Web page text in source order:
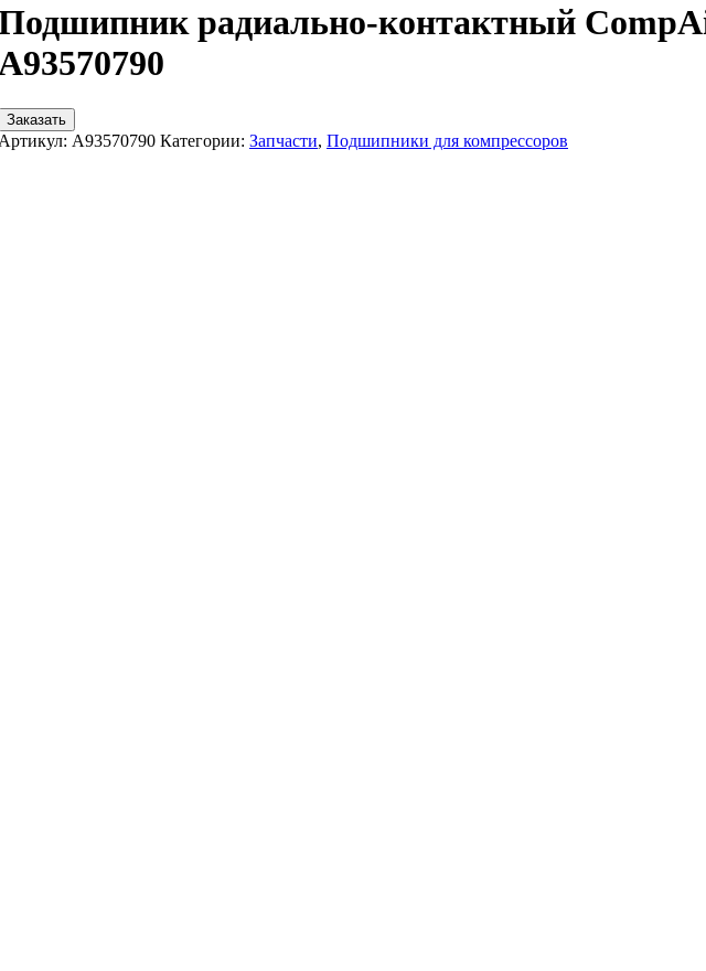
радиально-контактный
Заказать
Артикул: A93570790 Категории: Запчасти, Подшипники для компрессоров